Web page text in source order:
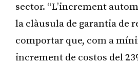
sector. “L’increment
la clàusula de garantia de
comportar que, com a
increment de costos del